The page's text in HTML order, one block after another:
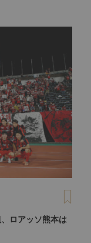
ロアッソ熊本は